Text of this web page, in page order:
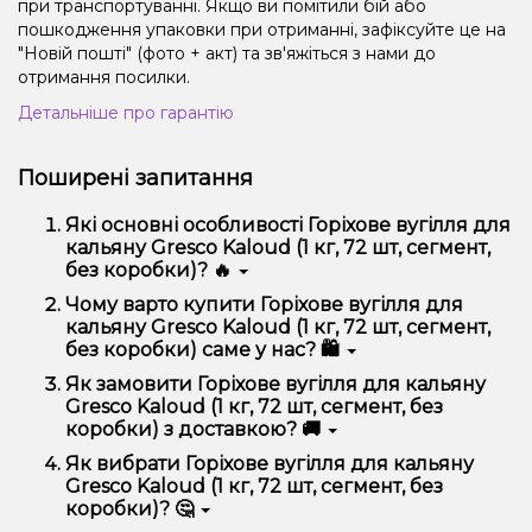
при транспортуванні. Якщо ви помітили бій або
пошкодження упаковки при отриманні, зафіксуйте це на
"Новій пошті" (фото + акт) та зв'яжіться з нами до
отримання посилки.
Детальніше про гарантію
Поширені запитання
Які основні особливості Горіхове вугілля для
кальяну Gresco Kaloud (1 кг, 72 шт, сегмент,
без коробки)? 🔥
Горіхове вугілля для кальяну Gresco Kaloud (1 кг, 72
шт, сегмент, без коробки) відрізняється високою
якістю, зручністю використання та надійністю.
Чому варто купити Горіхове вугілля для
кальяну Gresco Kaloud (1 кг, 72 шт, сегмент,
без коробки) саме у нас? 🛍️
Ми пропонуємо тільки оригінальну продукцію,
широкий асортимент, вигідні ціни та швидку
доставку. Крім того, у нас регулярні акції та знижки
для клієнтів!
Як замовити Горіхове вугілля для кальяну
Gresco Kaloud (1 кг, 72 шт, сегмент, без
коробки) з доставкою? 🚚
Оформити замовлення можна в кілька кліків:
Додайте Горіхове вугілля для кальяну Gresco
Kaloud (1 кг, 72 шт, сегмент, без коробки) до
Як вибрати Горіхове вугілля для кальяну
Gresco Kaloud (1 кг, 72 шт, сегмент, без
коробки)? 🤔